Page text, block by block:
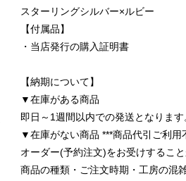
スターリングシルバー×ルビー
【付属品】
・当店発行の購入証明書
【納期について】
▼在庫がある商品
即日～1週間以内での発送となります
▼在庫がない商品 ***商品代引ご利用
オーダー(予約注文)をお受けすること
商品の種類・ご注文時期・工房の混